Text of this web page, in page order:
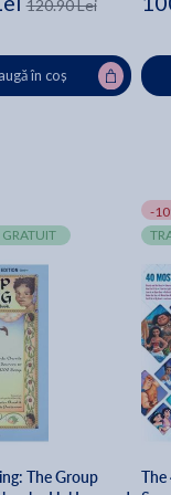
120.90 Lei
în coș
The Group
-